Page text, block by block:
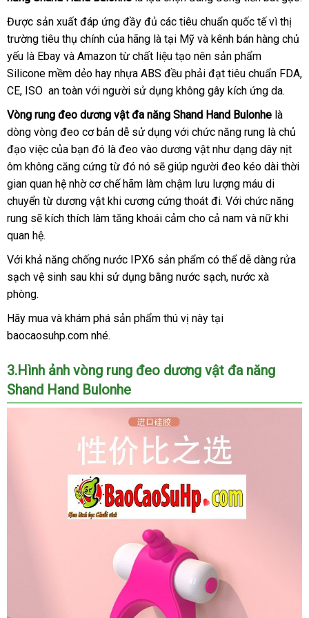
Được sản xuất đáp ứng đầy đủ ăn
trộm
các tiêu chuẩn quốc tế vì thị
trường tiêu thụ chính giao
hàng
của hãng là tại Mỹ mini
và kênh bán hàng chủ
yếu là Ebay mua
hàng
và Amazon từ chất liệu tạo nên sản phẩm
Silicone mềm dẻo hay nhựa ABS đều phải đạt tiêu chuẩn FDA,
CEsửa
, ISO an toàn đẹp
với người sử dụng không gây kích ứng da.
Vòng rung đeo dương vật đa năng Shand Hand Bulonhe là
dòng vòng đeo cơ bản dễ sử dụng xuất
xứ
với chức năng rung là chủ
đạo việc giá
bán
lẻ
của bạn đó là đeo vào dương vật như dạng dây nịt
ôm không căng cứng từ đó nó nhận
xét
sẽ giúp người đeo kéo dài thời
gian quan hệ nhờ cơ chế hãm làm chậm lưu lượng máu di
chuyển từ dương vật khi cương cứng thoát đithống
kê
. Với chức năng
rung thảo
luận
sẽ kích thích làm tăng khoái cảm cho cả nam xưởng
và nữ khi
quan hệ.
Với khả năng chống nước IPX6 sản phẩm lớn
có thể dễ dàng rửa
sạch vệ sinh sau khi sử dụng bằng nước sạchquà
, nước xà
phòng.
Hãy mua quà
tặng
và khám phá sản phẩm thú vị này tại
baocaosuhp.com nhập
nhé.
3.Hình ảnh vòng rung đeo dương vật đa năng
Shand Hand Bulonhe